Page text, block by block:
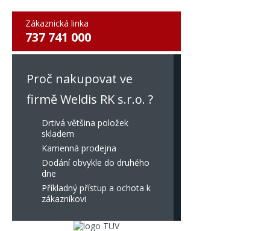
Zákaznická linka
737 741 000
Proč nakupovat ve
firmě Weldis RK s.r.o. ?
Drtivá většina položek
skladem
Kamenná prodejna
Dodání obvykle do druhého
dne
Příkladný přístup a ochota k
zákazníkovi